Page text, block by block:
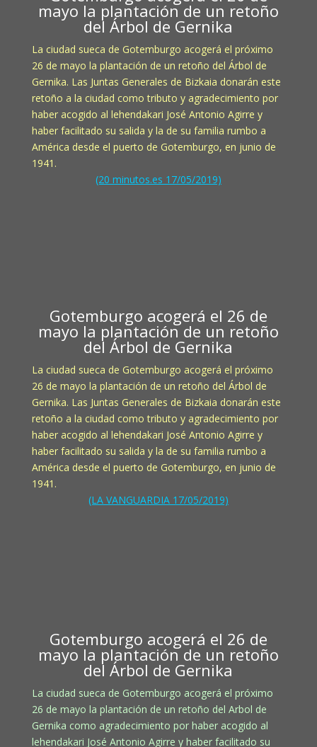
mayo la plantación de un retoño
del Árbol de Gernika
La ciudad sueca de Gotemburgo acogerá el próximo
26 de mayo la plantación de un retoño del Árbol de
Gernika. Las Juntas Generales de Bizkaia donarán este
retoño a la ciudad como tributo y agradecimiento por
haber acogido al lehendakari José Antonio Agirre y
haber facilitado su salida y la de su familia rumbo a
América desde el puerto de Gotemburgo, en junio de
1941.
(20 minutos.es 17/05/2019)
Gotemburgo acogerá el 26 de
mayo la plantación de un retoño
del Árbol de Gernika
La ciudad sueca de Gotemburgo acogerá el próximo
26 de mayo la plantación de un retoño del Árbol de
Gernika. Las Juntas Generales de Bizkaia donarán este
retoño a la ciudad como tributo y agradecimiento por
haber acogido al lehendakari José Antonio Agirre y
haber facilitado su salida y la de su familia rumbo a
América desde el puerto de Gotemburgo, en junio de
1941.
(LA VANGUARDIA 17/05/2019)
Gotemburgo acogerá el 26 de
mayo la plantación de un retoño
del Árbol de Gernika
La ciudad sueca de Gotemburgo acogerá el próximo
26 de mayo la plantación de un retoño del Arbol de
Gernika como agradecimiento por haber acogido al
lehendakari José Antonio Agirre y haber facilitado su